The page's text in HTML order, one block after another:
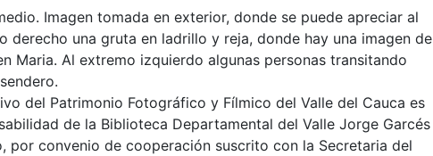
Imagen tomada en exterior, donde se puede apreciar al
derecho una gruta en ladrillo y reja, donde hay una imagen de
Maria. Al extremo izquierdo algunas personas transitando
del Patrimonio Fotográfico y Fílmico del Valle del Cauca es
de la Biblioteca Departamental del Valle Jorge Garcés
por convenio de cooperación suscrito con la Secretaria del